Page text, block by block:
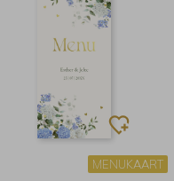
MENUKAART